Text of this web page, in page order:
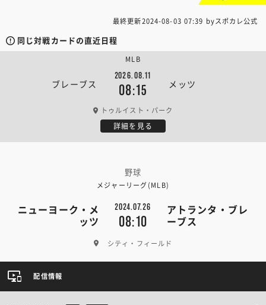
最終更新2024-08-03 07:39 byスポカレ公式
同じ対戦カードの直近日程
ブレーブス
2026.08.11
08:15 メッツ
MLB
トゥルイスト・パーク
詳細を見る
野球
メジャーリーグ(MLB)
ニューヨーク・メ
ッツ
2024.07.26
08:10
アトランタ・ブレ
ーブス
シティ・フィールド
配信情報